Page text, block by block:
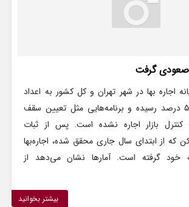
صعودی گرفت
اجاره بها در شهر تهران و کل کشور به اعداد
بی‌سابقه ۵۲ و ۵۵ درصد رسیده و برنامه‌هایی مثل تعیین سقف
کنترل بازار اجاره نشده است. پس از ثبات
از ابتدای سال جاری محقق شده، اجاره‌بها
خود گرفته است. آمارها نشان می‌دهد از
بیشتر بخوانید